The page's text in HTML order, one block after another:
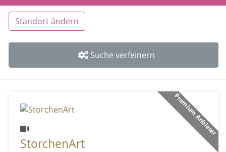
Standort ändern
Suche verfeinern
Premium Anbieter
StorchenArt